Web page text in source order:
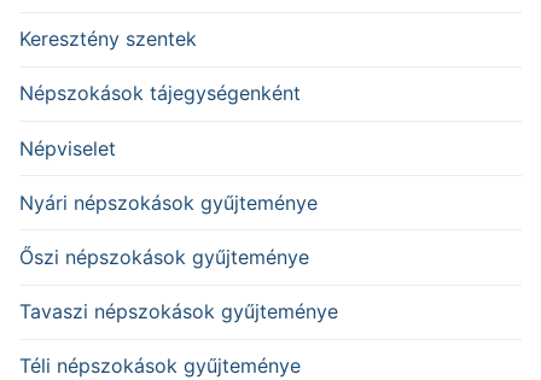
Keresztény szentek
Népszokások tájegységenként
Népviselet
Nyári népszokások gyűjteménye
Őszi népszokások gyűjteménye
Tavaszi népszokások gyűjteménye
Téli népszokások gyűjteménye